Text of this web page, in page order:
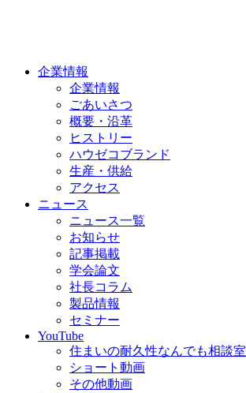
企業情報
企業情報
ごあいさつ
概要・沿革
ヒストリー
ハウゼコブランド
生産・供給
アクセス
ニュース
ニュース一覧
お知らせ
記事掲載
学会論文
社長コラム
製品情報
セミナー
YouTube
住まいの耐久性なんでも相談室
ショート動画
その他動画